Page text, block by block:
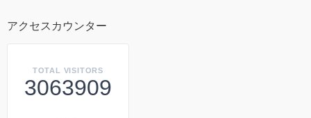
アクセスカウンター
TOTAL VISITORS
3063909